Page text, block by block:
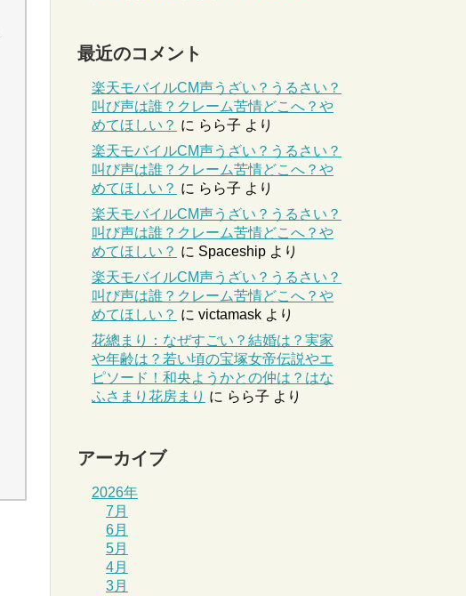
最近のコメント
楽天モバイルCM声うざい？うるさい？
叫び声は誰？クレーム苦情どこへ？や
めてほしい？ に らら子 より
楽天モバイルCM声うざい？うるさい？
叫び声は誰？クレーム苦情どこへ？や
めてほしい？ に らら子 より
楽天モバイルCM声うざい？うるさい？
叫び声は誰？クレーム苦情どこへ？や
めてほしい？ に Spaceship より
楽天モバイルCM声うざい？うるさい？
叫び声は誰？クレーム苦情どこへ？や
めてほしい？ に victamask より
花總まり：なぜすごい？結婚は？実家
や年齢は？若い頃の宝塚女帝伝説やエ
ピソード！和央ようかとの仲は？はな
ふさまり花房まり に らら子 より
アーカイブ
2026年
7月
6月
5月
4月
3月